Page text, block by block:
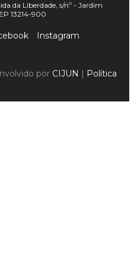
da Liberdade, s/nº - Jardim
13214-900
Instagram
por CIJUN
Política